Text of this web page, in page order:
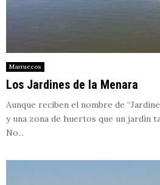
Marruecos
Los Jardines de la Menara
Aunque reciben el nombre de
y una zona de huertos que un jardín
No...